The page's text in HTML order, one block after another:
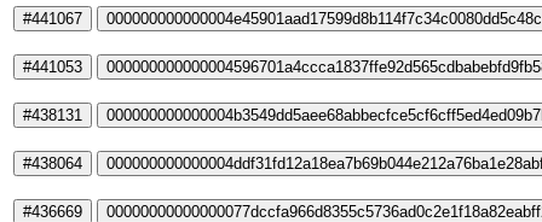
#441067
#441053
#438131
#438064
#436669